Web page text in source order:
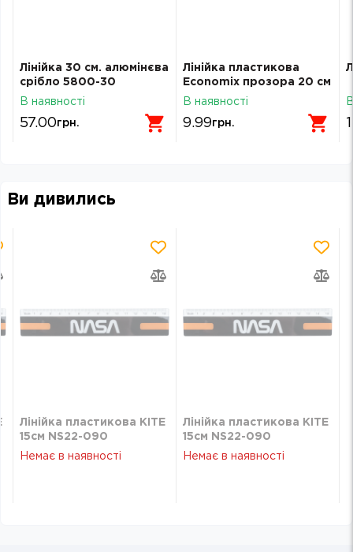
Лінійка 30 см. алюмінєва
срібло 5800-30
Buromax
В наявності
57.00грн.
Лінійка пластикова
Economix прозора 20 см
E06451
В наявності
9.99грн.
Ви дивились
Лінійка пластикова KITE
15см NS22-090
Немає в наявності
Лінійка пластикова KITE
15см NS22-090
Немає в наявності